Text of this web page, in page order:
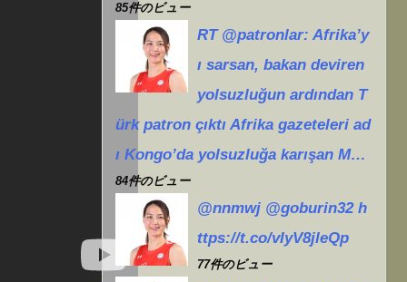
85件のビュー
RT @patronlar: Afrika’y
ı sarsan, bakan deviren
yolsuzluğun ardından T
ürk patron çıktı Afrika gazeteleri ad
ı Kongo’da yolsuzluğa karışan M…
84件のビュー
@nnmwj @goburin32 h
ttps://t.co/vIyV8jleQp
77件のビュー